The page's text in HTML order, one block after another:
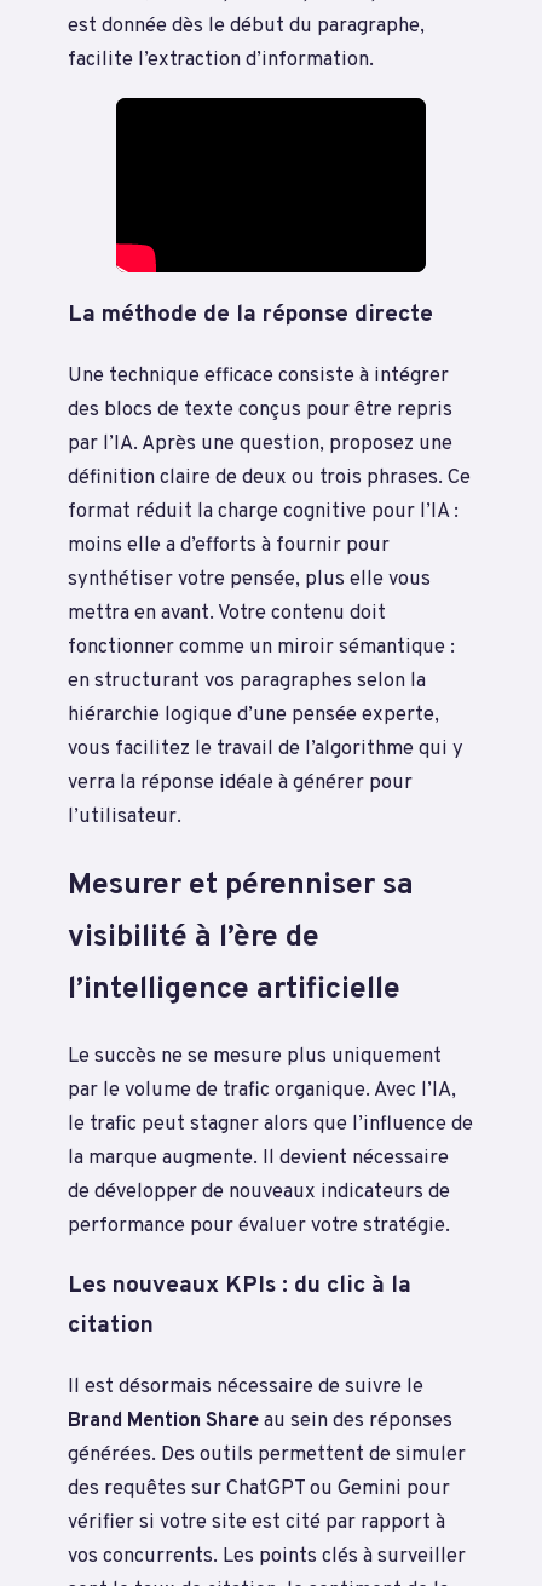
est donnée dès le début du paragraphe,
facilite l’extraction d’information.
La méthode de la réponse directe
Une technique efficace consiste à intégrer
des blocs de texte conçus pour être repris
par l’IA. Après une question, proposez une
définition claire de deux ou trois phrases. Ce
format réduit la charge cognitive pour l’IA :
moins elle a d’efforts à fournir pour
synthétiser votre pensée, plus elle vous
mettra en avant. Votre contenu doit
fonctionner comme un miroir sémantique :
en structurant vos paragraphes selon la
hiérarchie logique d’une pensée experte,
vous facilitez le travail de l’algorithme qui y
verra la réponse idéale à générer pour
l’utilisateur.
Mesurer et pérenniser sa
visibilité à l’ère de
l’intelligence artificielle
Le succès ne se mesure plus uniquement
par le volume de trafic organique. Avec l’IA,
le trafic peut stagner alors que l’influence de
la marque augmente. Il devient nécessaire
de développer de nouveaux indicateurs de
performance pour évaluer votre stratégie.
Les nouveaux KPIs : du clic à la
citation
Il est désormais nécessaire de suivre le
Brand Mention Shareau sein des réponses
générées. Des outils permettent de simuler
des requêtes sur ChatGPT ou Gemini pour
vérifier si votre site est cité par rapport à
vos concurrents. Les points clés à surveiller